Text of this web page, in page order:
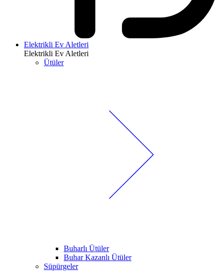
Elektrikli Ev Aletleri
Elektrikli Ev Aletleri
Ütüler
Buharlı Ütüler
Buhar Kazanlı Ütüler
Süpürgeler